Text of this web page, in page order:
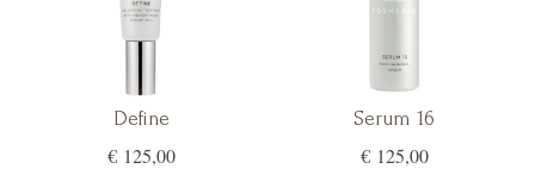
Define
€ 125,00
Serum 16
€ 125,00